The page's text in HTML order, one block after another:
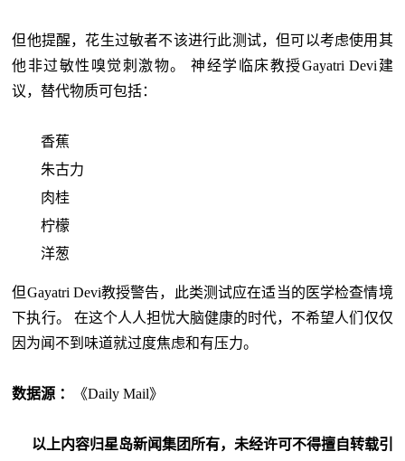
但他提醒，花生过敏者不该进行此测试，但可以考虑使用其
他非过敏性嗅觉刺激物。 神经学临床教授Gayatri Devi建
议，替代物质可包括：
香蕉
朱古力
肉桂
柠檬
洋葱
但Gayatri Devi教授警告，此类测试应在适当的医学检查情境
下执行。 在这个人人担忧大脑健康的时代，不希望人们仅仅
因为闻不到味道就过度焦虑和有压力。
数据源 ： 《Daily Mail》
以上内容归星岛新闻集团所有，未经许可不得擅自转载引